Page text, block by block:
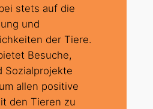
stets auf die
und
der Tiere.
Besuche,
Sozialprojekte
allen positive
den Tieren zu